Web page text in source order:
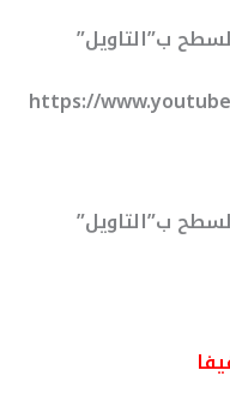
ب”التاويل”
https://
ب”التاويل”